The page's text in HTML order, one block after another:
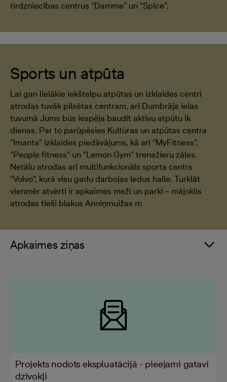
tirdzniecības centrus ”Damme” un “Spice”.
Sports un atpūta
Lai gan lielākie iekštelpu atpūtas un izklaides centri
atrodas tuvāk pilsētas centram, arī Dumbrāja ielas
tuvumā Jums būs iespēja baudīt aktīvu atpūtu ik
dienas. Par to parūpēsies Kultūras un atpūtas centra
“Imanta” izklaides piedāvājums, kā arī “MyFitness”,
“People fitness” un “Lemon Gym” trenažieru zāles.
Netālu atrodas arī multifunkcionāls sporta centrs
“Volvo”, kurā visu gadu darbojas ledus halle. Turklāt
vienmēr atvērti ir apkaimes meži un parki – mājoklis
atrodas tieši blakus Anniņmuižas m
Apkaimes ziņas
Projekts nodots ekspluatācijā - pieejami gatavi
dzīvokļi